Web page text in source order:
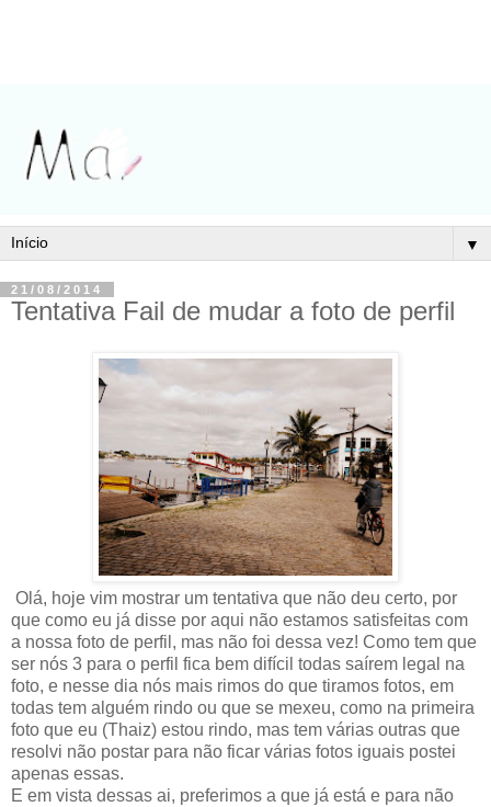
▼
21/08/2014
Tentativa Fail de mudar a foto de perfil
Olá, hoje vim mostrar um tentativa que não deu certo, por
que como eu já disse por aqui não estamos satisfeitas com
a nossa foto de perfil, mas não foi dessa vez! Como tem que
ser nós 3 para o perfil fica bem difícil todas saírem legal na
foto, e nesse dia nós mais rimos do que tiramos fotos, em
todas tem alguém rindo ou que se mexeu, como na primeira
foto que eu (Thaiz) estou rindo, mas tem várias outras que
resolvi não postar para não ficar várias fotos iguais postei
apenas essas.
E em vista dessas ai, preferimos a que já está e para não